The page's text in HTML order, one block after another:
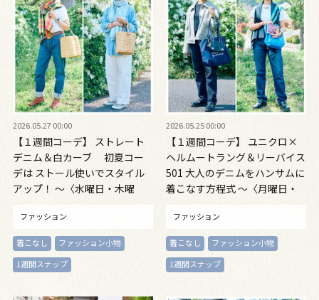
2026.05.27 00:00
【１週間コーデ】 ストレート
デニム＆白カーブ 初夏コー
デは ストール使いでスタイル
アップ！ ～〈水曜日・木曜
ファッション
着こなし
ファッション小物
1週間スナップ
2026.05.25 00:00
【１週間コーデ】 ユニクロ×
ヘルムートラング＆リーバイス
501 大人のデニムをハンサムに
着こなす方程式 ～〈月曜日・
Ishihara～
ファッション
着こなし
ファッション小物
1週間スナップ